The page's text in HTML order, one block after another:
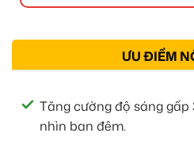
ƯU ĐIỂM
Tăng cường độ sáng
nhìn ban đêm.